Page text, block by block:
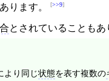
ります。 >>9
とされていることもあ
より同じ状態を表す複数の